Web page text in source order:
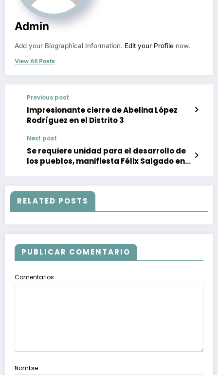
Admin
Add your Biographical Information. Edit your Profile now.
View All Posts
Previous post
Impresionante cierre de Abelina López
Rodríguez en el Distrito 3
Next post
Se requiere unidad para el desarrollo de
los pueblos, manifiesta Félix Salgado en
RELATED POSTS
PUBLICAR COMENTARIO
Comentarios
Nombre